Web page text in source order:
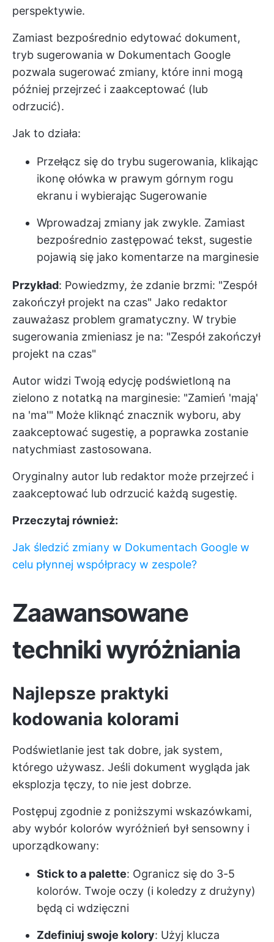
perspektywie.
Zamiast bezpośrednio edytować dokument,
tryb sugerowania w Dokumentach Google
pozwala sugerować zmiany, które inni mogą
później przejrzeć i zaakceptować (lub
odrzucić).
Jak to działa:
Przełącz się do trybu sugerowania, klikając
ikonę ołówka w prawym górnym rogu
ekranu i wybierając Sugerowanie
Wprowadzaj zmiany jak zwykle. Zamiast
bezpośrednio zastępować tekst, sugestie
pojawią się jako komentarze na marginesie
Przykład: Powiedzmy, że zdanie brzmi: "Zespół
zakończył projekt na czas" Jako redaktor
zauważasz problem gramatyczny. W trybie
sugerowania zmieniasz je na: "Zespół zakończył
projekt na czas"
Autor widzi Twoją edycję podświetloną na
zielono z notatką na marginesie: "Zamień 'mają'
na 'ma'" Może kliknąć znacznik wyboru, aby
zaakceptować sugestię, a poprawka zostanie
natychmiast zastosowana.
Oryginalny autor lub redaktor może przejrzeć i
zaakceptować lub odrzucić każdą sugestię.
Przeczytaj również:
Jak śledzić zmiany w Dokumentach Google w
celu płynnej współpracy w zespole?
Zaawansowane
techniki wyróżniania
Najlepsze praktyki
kodowania kolorami
Podświetlanie jest tak dobre, jak system,
którego używasz. Jeśli dokument wygląda jak
eksplozja tęczy, to nie jest dobrze.
Postępuj zgodnie z poniższymi wskazówkami,
aby wybór kolorów wyróżnień był sensowny i
uporządkowany:
Stick to a palette: Ogranicz się do 3-5
kolorów. Twoje oczy (i koledzy z drużyny)
będą ci wdzięczni
Zdefiniuj swoje kolory: Użyj klucza